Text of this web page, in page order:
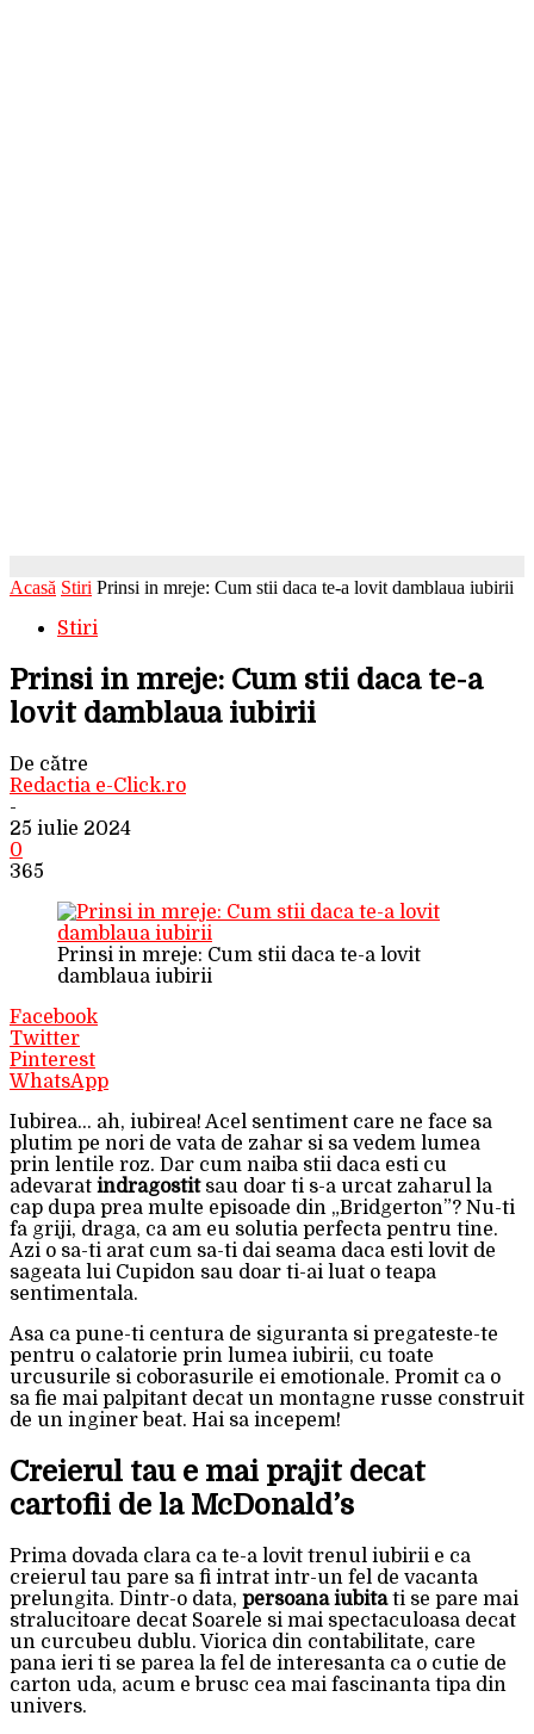
Acasă Stiri Prinsi in mreje: Cum stii daca te-a lovit damblaua iubirii
Stiri
Prinsi in mreje: Cum stii daca te-a
lovit damblaua iubirii
De către
Redactia e-Click.ro
-
25 iulie 2024
0
365
Prinsi in mreje: Cum stii daca te-a lovit
damblaua iubirii
Facebook
Twitter
Pinterest
WhatsApp
Iubirea… ah, iubirea! Acel sentiment care ne face sa
plutim pe nori de vata de zahar si sa vedem lumea
prin lentile roz. Dar cum naiba stii daca esti cu
adevarat indragostitsau doar ti s-a urcat zaharul la
cap dupa prea multe episoade din „Bridgerton”? Nu-ti
fa griji, draga, ca am eu solutia perfecta pentru tine.
Azi o sa-ti arat cum sa-ti dai seama daca esti lovit de
sageata lui Cupidon sau doar ti-ai luat o teapa
sentimentala.
Asa ca pune-ti centura de siguranta si pregateste-te
pentru o calatorie prin lumea iubirii, cu toate
urcusurile si coborasurile ei emotionale. Promit ca o
sa fie mai palpitant decat un montagne russe construit
de un inginer beat. Hai sa incepem!
Creierul tau e mai prajit decat
cartofii de la McDonald’s
Prima dovada clara ca te-a lovit trenul iubirii e ca
creierul tau pare sa fi intrat intr-un fel de vacanta
prelungita. Dintr-o data, persoana iubitati se pare mai
stralucitoare decat Soarele si mai spectaculoasa decat
un curcubeu dublu. Viorica din contabilitate, care
pana ieri ti se parea la fel de interesanta ca o cutie de
carton uda, acum e brusc cea mai fascinanta tipa din
univers.